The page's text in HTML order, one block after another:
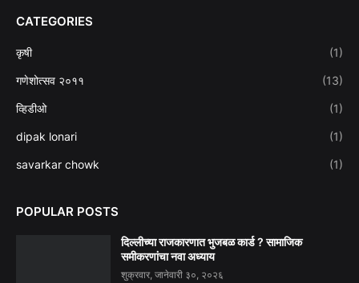
CATEGORIES
कृषी (1)
गणेशोत्सव २०११ (13)
व्हिडीओ (1)
dipak lonari (1)
savarkar chowk (1)
POPULAR POSTS
दिल्लीच्या राजकारणात भुजबळ कार्ड ? सामाजिक
समीकरणांचा नवा अध्याय
शुक्रवार, जानेवारी ३०, २०२६